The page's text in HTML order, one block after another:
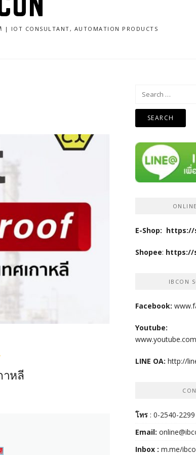
CONSULTANT, AUTOMATION PRODUCTS
าหลี
Search
E-Shop: https://
Shopee: https://
IBCON
Facebook:
Youtube:
LINE OA: http://
โทร : 0-2540-2299
Email:
Inbox : m.me/